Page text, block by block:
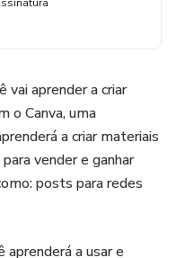
vai aprender a criar
o Canva, uma
a criar materiais
vender e ganhar
posts para redes
aprenderá a usar e